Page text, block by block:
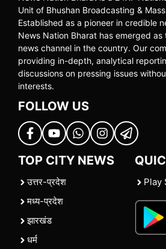
Unit of Bhushan Broadcasting &
Established as a pioneer in credible
News Nation Bharat has emerged
news channel in the country. Our
providing in-depth, analytical
discussions on pressing issues
interests.
FOLLOW US
TOP CITY NEWS
उत्तर-प्रदेश
मध्य-प्रदेश
झारखंड
धर्म
Play